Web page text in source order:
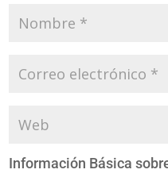
Información Básica